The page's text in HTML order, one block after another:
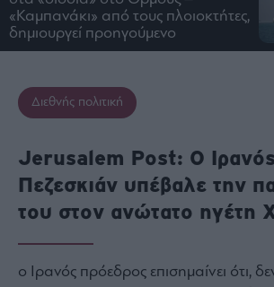
Ειδήσεις
Οικονομία
Τράπεζες
Ναυτιλία
Estate
Ενέργεια
Πολιτική
Κοινωνία
«Καμπανάκι» από τους πλοιοκτήτες,
δημιουργεί προηγούμενο
Διεθνής πολιτική
Jerusalem Post: Ο
Πεζεσκιάν υπέβαλε την
του στον ανώτατο ηγέτη
ο Ιρανός πρόεδρος επισημαίνει ότι,